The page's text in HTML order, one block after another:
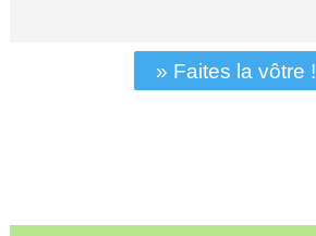
» Faites la vôtre !